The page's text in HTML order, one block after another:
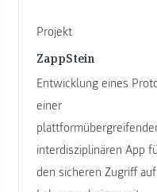
Projekt
ZappStein
Entwicklung eines
einer
interdisziplinären App
den sicheren Zugriff auf